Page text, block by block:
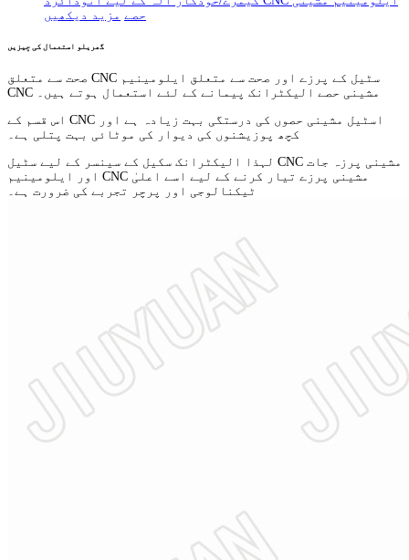
حصے مزید دیکھیں
گھریلو استعمال کی چیزیں
صحت سے متعلق CNC سٹیل کے پرزے اور صحت سے متعلق ایلومینیم
CNC مشینی حصے الیکٹرانک پیمانے کے لئے استعمال ہوتے ہیں۔
اس قسم کے CNC اسٹیل مشینی حصوں کی درستگی بہت زیادہ ہے اور
کچھ پوزیشنوں کی دیوار کی موٹائی بہت پتلی ہے۔
لہذا الیکٹرانک سکیل کے سینسر کے لیے سٹیل CNC مشینی پرزہ جات
اور ایلومینیم CNC مشینی پرزے تیار کرنے کے لیے اسے اعلیٰ
ٹیکنالوجی اور پرچر تجربے کی ضرورت ہے۔